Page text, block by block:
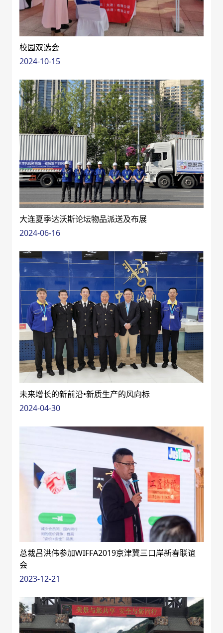
校园双选会
2024-10-15
大连夏季达沃斯论坛物品派送及布展
2024-06-16
未来增长的新前沿•新质生产的风向标
2024-04-30
总裁吕洪伟参加WIFFA2019京津冀三口岸新春联谊
会
2023-12-21